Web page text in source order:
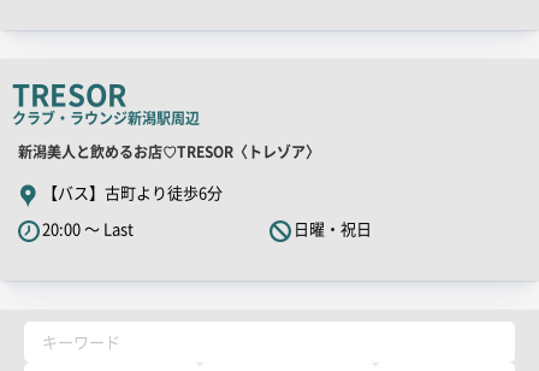
コ
ピ
ー
TRESOR
クラブ・ラウンジ新潟駅周辺
店
舗
PR
キ
チ
新潟美人と飲めるお店♡TRESOR〈トレゾア〉
【バス】古町より徒歩6分
20:00 ～ Last
日曜・祝日
キーワード